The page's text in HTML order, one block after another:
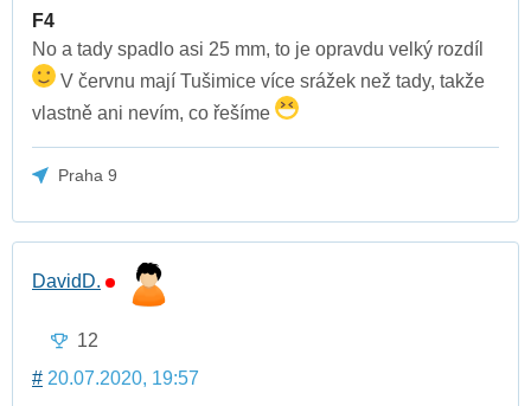
F4
No a tady spadlo asi 25 mm, to je opravdu velký rozdíl
V červnu mají Tušimice více srážek než tady, takže
vlastně ani nevím, co řešíme
Praha 9
DavidD.
12
# 20.07.2020, 19:57